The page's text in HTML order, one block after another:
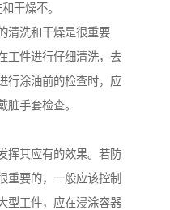
干燥不。
清洗和干燥是很重要
工件进行仔细清洗，去
行涂油前的检查时，应
脏手套检查。
挥其应有的效果。若防
重要的，一般应该控制
型工件，应在浸涂容器